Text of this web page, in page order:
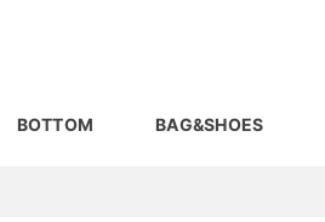
BOTTOM BAG&SHOES